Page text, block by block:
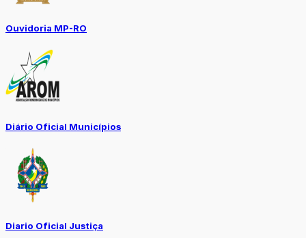
Ouvidoria MP-RO
Diário Oficial Municípios
Diario Oficial Justiça